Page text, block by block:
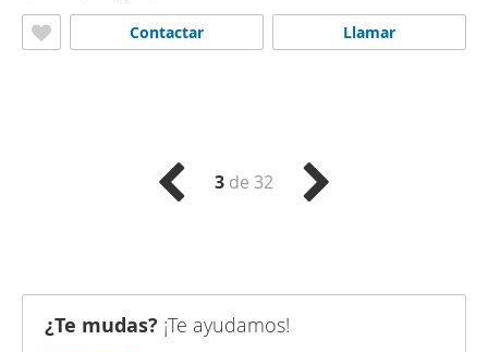
Llamar
Contactar
3 de 32
¿Te mudas? ¡Te ayudamos!